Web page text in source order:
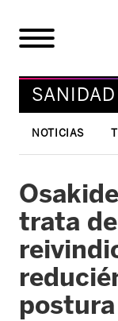
SANIDAD
NOTICIAS
trata